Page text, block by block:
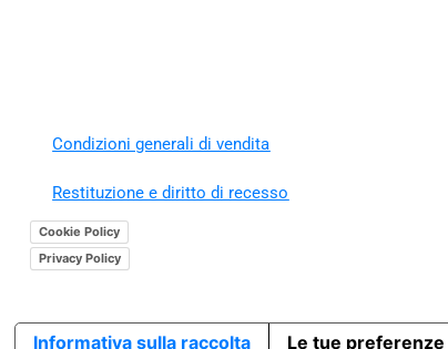
Condizioni generali di vendita
Restituzione e diritto di recesso
Cookie Policy
Privacy Policy
Informativa sulla raccolta Le tue